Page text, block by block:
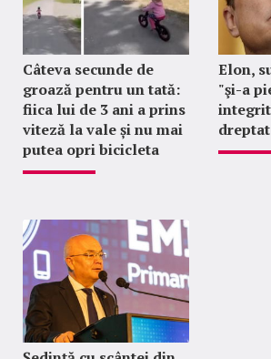
Câteva secunde de
groază pentru un tată:
fiica lui de 3 ani a prins
viteză la vale și nu mai
putea opri bicicleta
Elon,
"şi-a